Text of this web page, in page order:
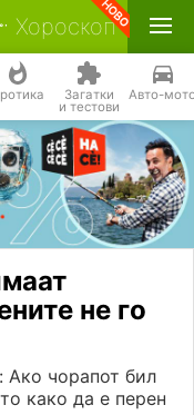
Хороскоп
Загатки
и тестови
Авто-
не го
Ако чорапот бил
како да е перен